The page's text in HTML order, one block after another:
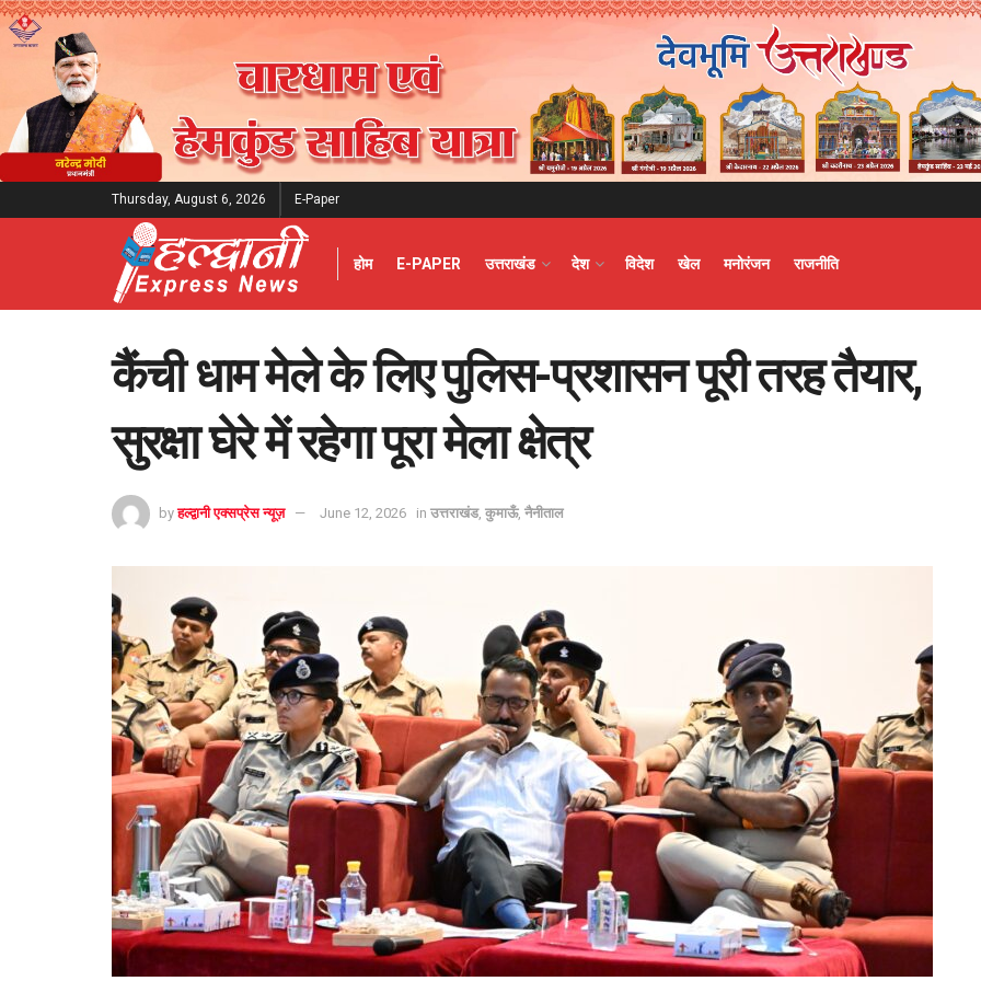
Thursday, August 6, 2026 E-Paper
होम E-PAPER उत्तराखंड देश विदेश खेल मनोरंजन राजनीति
कैंची धाम मेले के लिए पुलिस-प्रशासन पूरी तरह तैयार,
सुरक्षा घेरे में रहेगा पूरा मेला क्षेत्र
by हल्द्वानी एक्सप्रेस न्यूज़ June 12, 2026 in उत्तराखंड, कुमाऊँ, नैनीताल